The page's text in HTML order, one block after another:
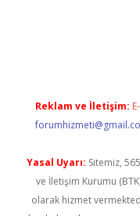
Reklam ve İletişim:
Yasal Uyarı: Sitemiz,
ve İletişim Kurumu
olarak hizmet